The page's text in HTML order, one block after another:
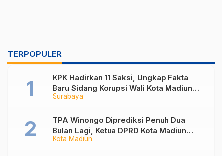
TERPOPULER
Surabaya
KPK Hadirkan 11 Saksi, Ungkap Fakta
Baru Sidang Korupsi Wali Kota Madiun
Nonaktif Maidi
Kota Madiun
TPA Winongo Diprediksi Penuh Dua
Bulan Lagi, Ketua DPRD Kota Madiun
Desak Pemkot Percepat Penanganan